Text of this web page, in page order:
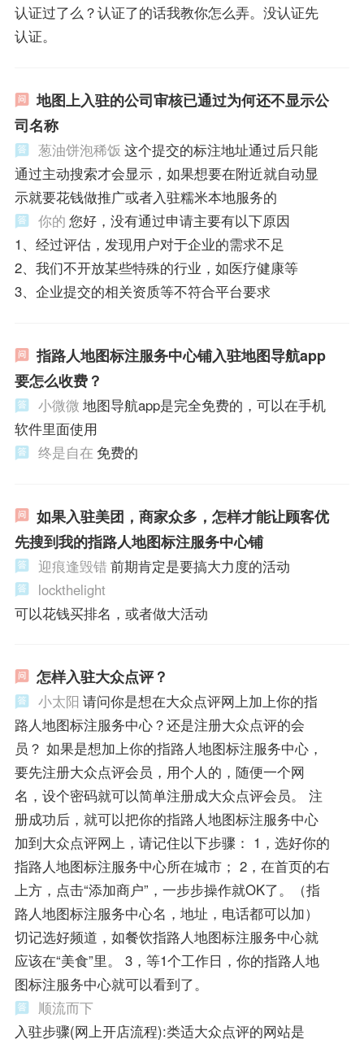
认证过了么？认证了的话我教你怎么弄。没认证先
认证。
地图上入驻的公司审核已通过为何还不显示公
司名称
葱油饼泡稀饭 这个提交的标注地址通过后只能
通过主动搜索才会显示，如果想要在附近就自动显
示就要花钱做推广或者入驻糯米本地服务的
你的 您好，没有通过申请主要有以下原因
1、经过评估，发现用户对于企业的需求不足
2、我们不开放某些特殊的行业，如医疗健康等
3、企业提交的相关资质等不符合平台要求
指路人地图标注服务中心铺入驻地图导航app
要怎么收费？
小微微 地图导航app是完全免费的，可以在手机
软件里面使用
终是自在 免费的
如果入驻美团，商家众多，怎样才能让顾客优
先搜到我的指路人地图标注服务中心铺
迎痕逢毁错 前期肯定是要搞大力度的活动
lockthelight
可以花钱买排名，或者做大活动
怎样入驻大众点评？
小太阳 请问你是想在大众点评网上加上你的指
路人地图标注服务中心？还是注册大众点评的会
员？ 如果是想加上你的指路人地图标注服务中心，
要先注册大众点评会员，用个人的，随便一个网
名，设个密码就可以简单注册成大众点评会员。 注
册成功后，就可以把你的指路人地图标注服务中心
加到大众点评网上，请记住以下步骤： 1，选好你的
指路人地图标注服务中心所在城市； 2，在首页的右
上方，点击“添加商户”，一步步操作就OK了。（指
路人地图标注服务中心名，地址，电话都可以加）
切记选好频道，如餐饮指路人地图标注服务中心就
应该在“美食”里。 3，等1个工作日，你的指路人地
图标注服务中心就可以看到了。
顺流而下
入驻步骤(网上开店流程):类适大众点评的网站是